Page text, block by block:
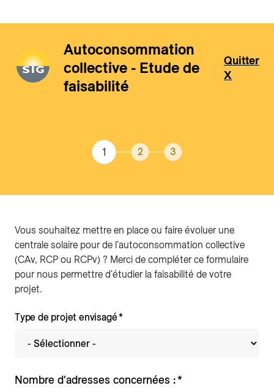
Aller au contenu principal
Autoconsommation
collective - Etude de
faisabilité
Quitter
X
Vous souhaitez mettre en place ou faire évoluer une
centrale solaire pour de l'autoconsommation collective
(CAv, RCP ou RCPv) ? Merci de compléter ce formulaire
pour nous permettre d'étudier la faisabilité de votre
projet.
Type de projet envisagé
Nombre d'adresses concernées :